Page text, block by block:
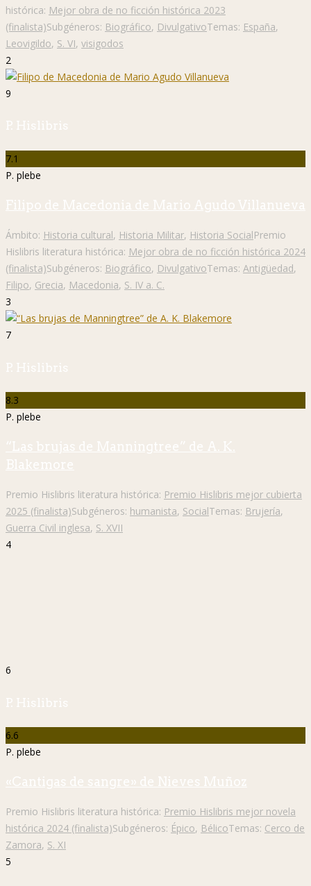
histórica: Mejor obra de no ficción histórica 2023
(finalista)Subgéneros: Biográfico, DivulgativoTemas: España,
Leovigildo, S. VI, visigodos
2
9
P. Hislibris
7.1
P. plebe
Filipo de Macedonia de Mario Agudo Villanueva
Ámbito: Historia cultural, Historia Militar, Historia SocialPremio
Hislibris literatura histórica: Mejor obra de no ficción histórica 2024
(finalista)Subgéneros: Biográfico, DivulgativoTemas: Antigüedad,
Filipo, Grecia, Macedonia, S. IV a. C.
3
7
P. Hislibris
8.3
P. plebe
“Las brujas de Manningtree” de A. K.
Blakemore
Premio Hislibris literatura histórica: Premio Hislibris mejor cubierta
2025 (finalista)Subgéneros: humanista, SocialTemas: Brujería,
Guerra Civil inglesa, S. XVII
4
6
P. Hislibris
6.6
P. plebe
«Cantigas de sangre» de Nieves Muñoz
Premio Hislibris literatura histórica: Premio Hislibris mejor novela
histórica 2024 (finalista)Subgéneros: Épico, BélicoTemas: Cerco de
Zamora, S. XI
5